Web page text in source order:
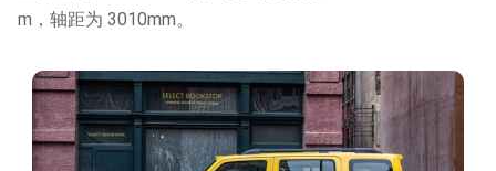
m，轴距为 3010mm。